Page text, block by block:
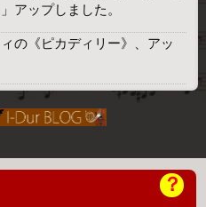
アップしました。
の《ピカディリー》、アッ
？